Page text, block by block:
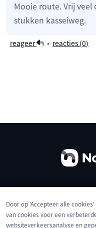
Mooie route. Vrij
stukken kasseiweg.
reageer • reacties (0)
Door op 'Accepteer alle
van cookies voor een
websiteverkeersanalyse en